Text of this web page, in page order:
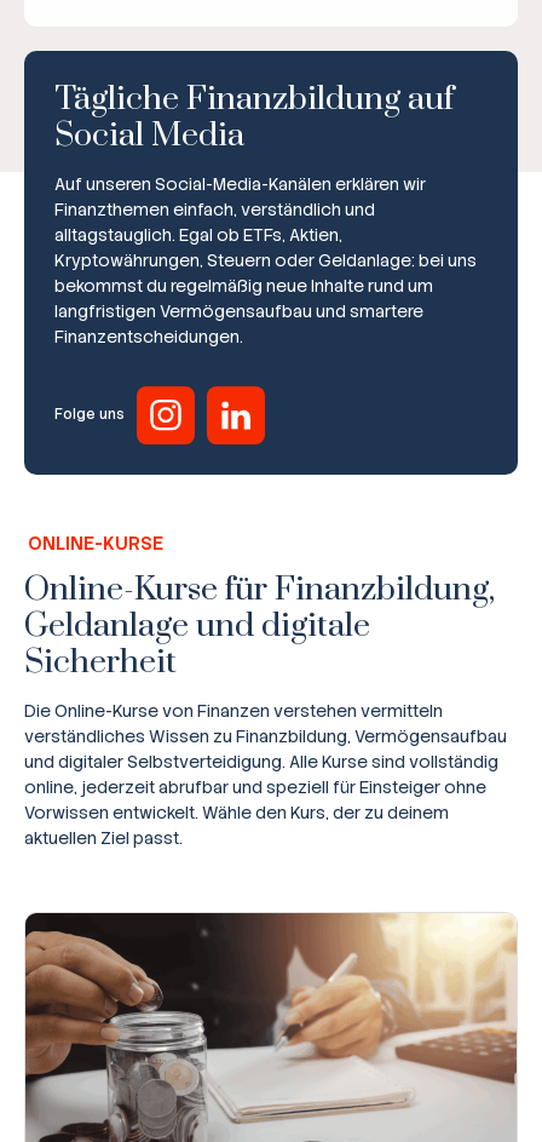
Broker-Vergleich
Ratgeber
Online Kurse
Tägliche Finanzbildung auf
Social Media
Auf unseren Social-Media-Kanälen erklären wir
Finanzthemen einfach, verständlich und
alltagstauglich. Egal ob ETFs, Aktien,
Kryptowährungen, Steuern oder Geldanlage: bei uns
bekommst du regelmäßig neue Inhalte rund um
langfristigen Vermögensaufbau und smartere
Finanzentscheidungen.
Folge uns
ONLINE-KURSE
Online-Kurse für Finanzbildung,
Geldanlage und digitale
Sicherheit
Die Online-Kurse von Finanzen verstehen vermitteln
verständliches Wissen zu Finanzbildung, Vermögensaufbau
und digitaler Selbstverteidigung. Alle Kurse sind vollständig
online, jederzeit abrufbar und speziell für Einsteiger ohne
Vorwissen entwickelt. Wähle den Kurs, der zu deinem
aktuellen Ziel passt.